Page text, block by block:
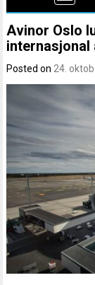
Avinor Oslo
Posted on24.